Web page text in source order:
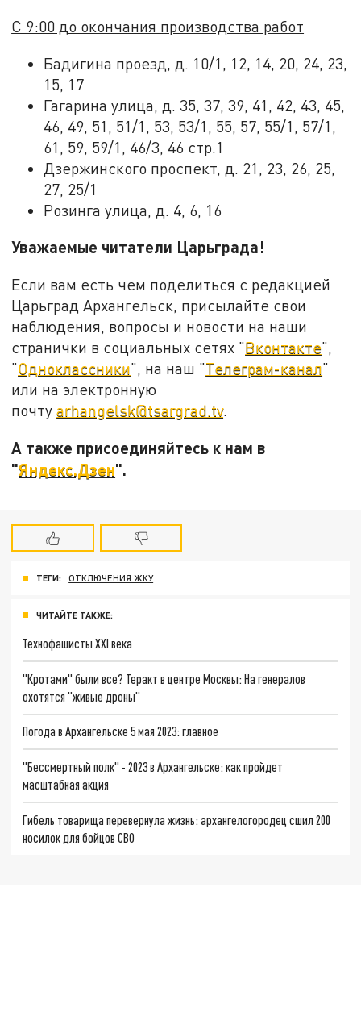
С 9:00 до окончания производства работ
Бадигина проезд, д. 10/1, 12, 14, 20, 24, 23,
15, 17
Гагарина улица, д. 35, 37, 39, 41, 42, 43, 45,
46, 49, 51, 51/1, 53, 53/1, 55, 57, 55/1, 57/1,
61, 59, 59/1, 46/3, 46 стр.1
Дзержинского проспект, д. 21, 23, 26, 25,
27, 25/1
Розинга улица, д. 4, 6, 16
Уважаемые читатели Царьграда!
Если вам есть чем поделиться с редакцией
Царьград Архангельск, присылайте свои
наблюдения, вопросы и новости на наши
странички в социальных сетях "Вконтакте",
"Одноклассники", на наш "Телеграм-канал"
или на электронную
почтуarhangelsk@tsargrad.tv.
А также присоединяйтесь к нам в
"Яндекс.Дзен".
ТЕГИ: ОТКЛЮЧЕНИЯ ЖКУ
ЧИТАЙТЕ ТАКЖЕ:
Технофашисты XXI века
"Кротами" были все? Теракт в центре Москвы: На генералов
охотятся "живые дроны"
Погода в Архангельске 5 мая 2023: главное
"Бессмертный полк" - 2023 в Архангельске: как пройдет
масштабная акция
Гибель товарища перевернула жизнь: архангелогородец сшил 200
носилок для бойцов СВО